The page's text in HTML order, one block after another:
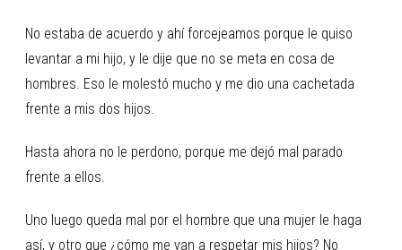
No estaba de acuerdo y ahí forcejeamos porque le quiso
levantar a mi hijo, y le dije que no se meta en cosa de
hombres. Eso le molestó mucho y me dio una cachetada
frente a mis dos hijos.
Hasta ahora no le perdono, porque me dejó mal parado
frente a ellos.
Uno luego queda mal por el hombre que una mujer le haga
así, y otro que ¿cómo me van a respetar mis hijos? No